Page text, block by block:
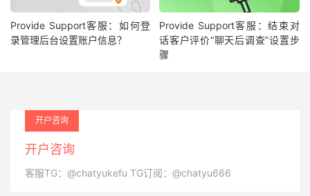
Provide Support客服：如何登
录管理后台设置账户信息？
Provide Support客服：结束对
话客户评价“聊天后调查”设置步
骤
开户咨询
开户咨询
客服TG：@chatyukefu TG订阅：@chatyu666